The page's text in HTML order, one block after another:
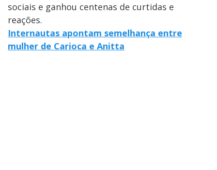
sociais e ganhou centenas de curtidas e
reações.
Internautas apontam semelhança entre
mulher de Carioca e Anitta